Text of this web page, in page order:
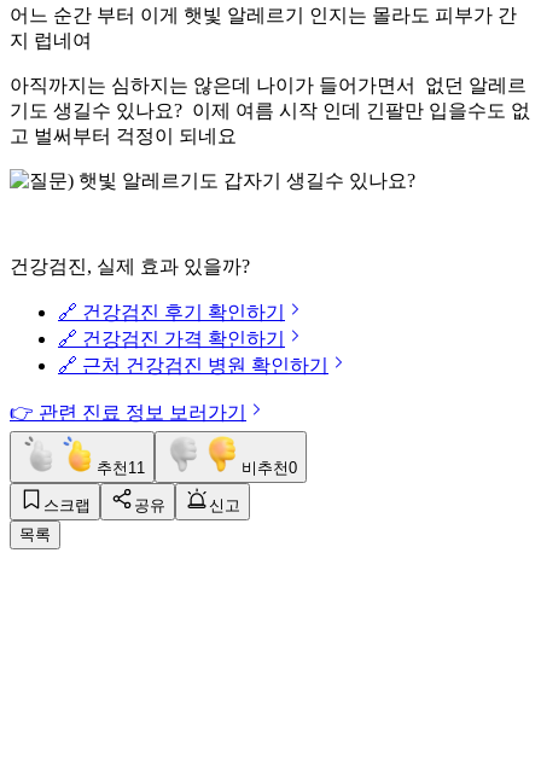
어느 순간 부터 이게 햇빛 알레르기 인지는 몰라도 피부가 간
지 럽네여
아직까지는 심하지는 않은데 나이가 들어가면서 없던 알레르
기도 생길수 있나요? 이제 여름 시작 인데 긴팔만 입을수도 없
고 벌써부터 걱정이 되네요
건강검진, 실제 효과 있을까?
🔗 건강검진 후기 확인하기
🔗 건강검진 가격 확인하기
🔗 근처 건강검진 병원 확인하기
👉 관련 진료 정보 보러가기
추천 11 비추천0
스크랩 공유
신고
목록